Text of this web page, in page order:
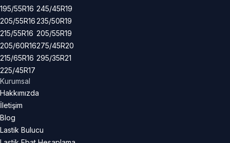
195/55R16
205/55R16
215/55R16
205/60R16
215/65R16
225/45R17
245/45R19
235/50R19
205/55R19
275/45R20
295/35R21
Kurumsal
Hakkımızda
İletişim
Blog
Lastik Bulucu